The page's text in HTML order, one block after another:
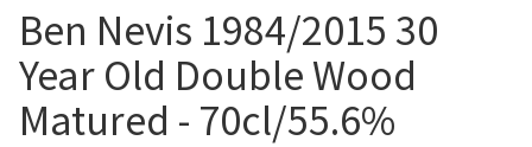
Ben Nevis 1984/2015 30
Year Old Double Wood
Matured - 70cl/55.6%